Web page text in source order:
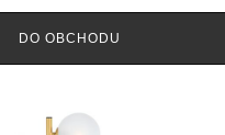
DO OBCHODU